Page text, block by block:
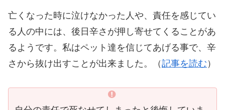
亡くなった時に泣けなかった人や、責任を感じてい
る人の中には、後日辛さが押し寄せてくることがあ
るようです。私はペット達を信じてあげる事で、辛
さから抜け出すことが出来ました。（記事を読む ）